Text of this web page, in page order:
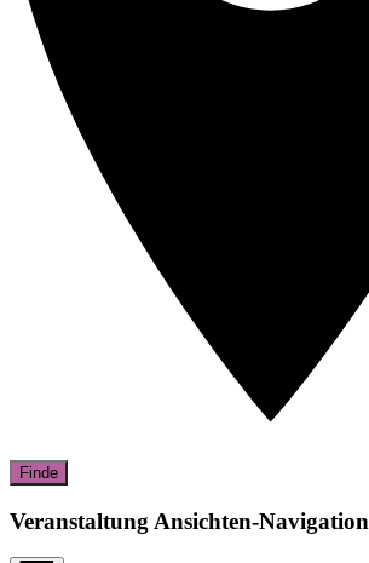
Finde
Veranstaltung Ansichten-Navigation